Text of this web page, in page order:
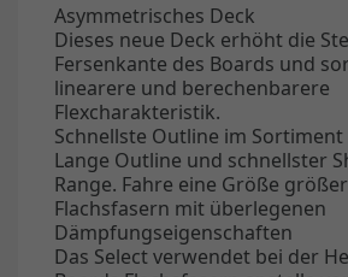
Asymmetrisches Deck
Dieses neue Deck erhöht die
Fersenkante des Boards und
linearere und berechenbarere
Flexcharakteristik.
Schnellste Outline im Sortiment
Lange Outline und schnellster
Range. Fahre eine Größe
Flachsfasern mit überlegenen
Dämpfungseigenschaften
Das Select verwendet bei der